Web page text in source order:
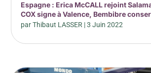
Espagne : Erica McCALL rejoint
COX signe à Valence, Bembibre
parThibaut LASSER |3 Juin 2022